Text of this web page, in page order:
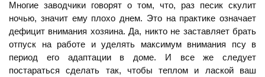
Многие заводчики говорят о том, что, раз песик скулит
ночью, значит ему плохо днем. Это на практике означает
дефицит внимания хозяина. Да, никто не заставляет брать
отпуск на работе и уделять максимум внимания псу в
период его адаптации в доме. И все же следует
постараться сделать так, чтобы теплом и лаской ваш